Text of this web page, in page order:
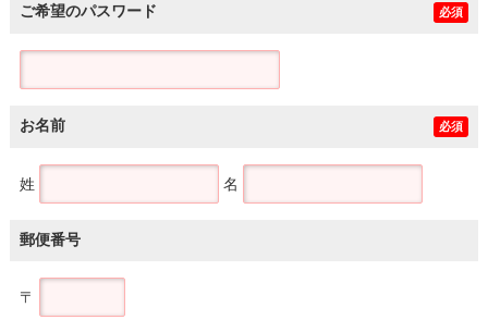
ご希望のパスワード 必須
お名前 必須
姓 名
郵便番号
〒